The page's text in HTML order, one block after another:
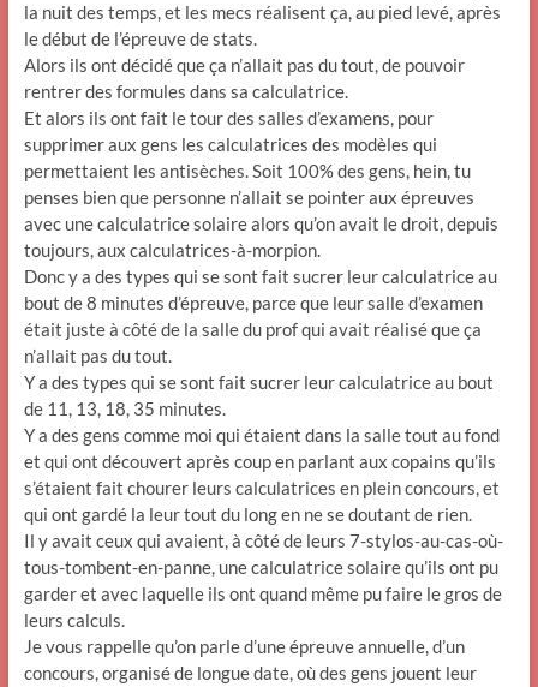
la nuit des temps, et les mecs réalisent ça, au pied levé, après
le début de l’épreuve de stats.
Alors ils ont décidé que ça n’allait pas du tout, de pouvoir
rentrer des formules dans sa calculatrice.
Et alors ils ont fait le tour des salles d’examens, pour
supprimer aux gens les calculatrices des modèles qui
permettaient les antisèches. Soit 100% des gens, hein, tu
penses bien que personne n’allait se pointer aux épreuves
avec une calculatrice solaire alors qu’on avait le droit, depuis
toujours, aux calculatrices-à-morpion.
Donc y a des types qui se sont fait sucrer leur calculatrice au
bout de 8 minutes d’épreuve, parce que leur salle d’examen
était juste à côté de la salle du prof qui avait réalisé que ça
n’allait pas du tout.
Y a des types qui se sont fait sucrer leur calculatrice au bout
de 11, 13, 18, 35 minutes.
Y a des gens comme moi qui étaient dans la salle tout au fond
et qui ont découvert après coup en parlant aux copains qu’ils
s’étaient fait chourer leurs calculatrices en plein concours, et
qui ont gardé la leur tout du long en ne se doutant de rien.
Il y avait ceux qui avaient, à côté de leurs 7-stylos-au-cas-où-
tous-tombent-en-panne, une calculatrice solaire qu’ils ont pu
garder et avec laquelle ils ont quand même pu faire le gros de
leurs calculs.
Je vous rappelle qu’on parle d’une épreuve annuelle, d’un
concours, organisé de longue date, où des gens jouent leur